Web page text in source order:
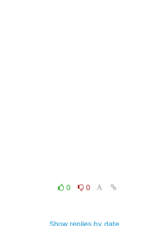
0
0
Show replies by date